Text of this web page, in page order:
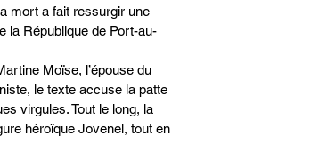
mort a fait ressurgir une
la République de Port-au-
Moïse, l’épouse du
le texte accuse la patte
virgules. Tout le long, la
héroïque Jovenel, tout en